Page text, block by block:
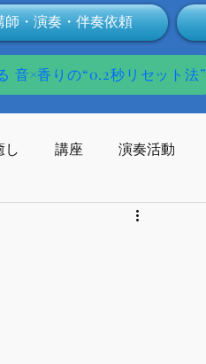
師・演奏・伴奏依頼
音×香りの“0.2秒リセット法”
し 講座 演奏活動